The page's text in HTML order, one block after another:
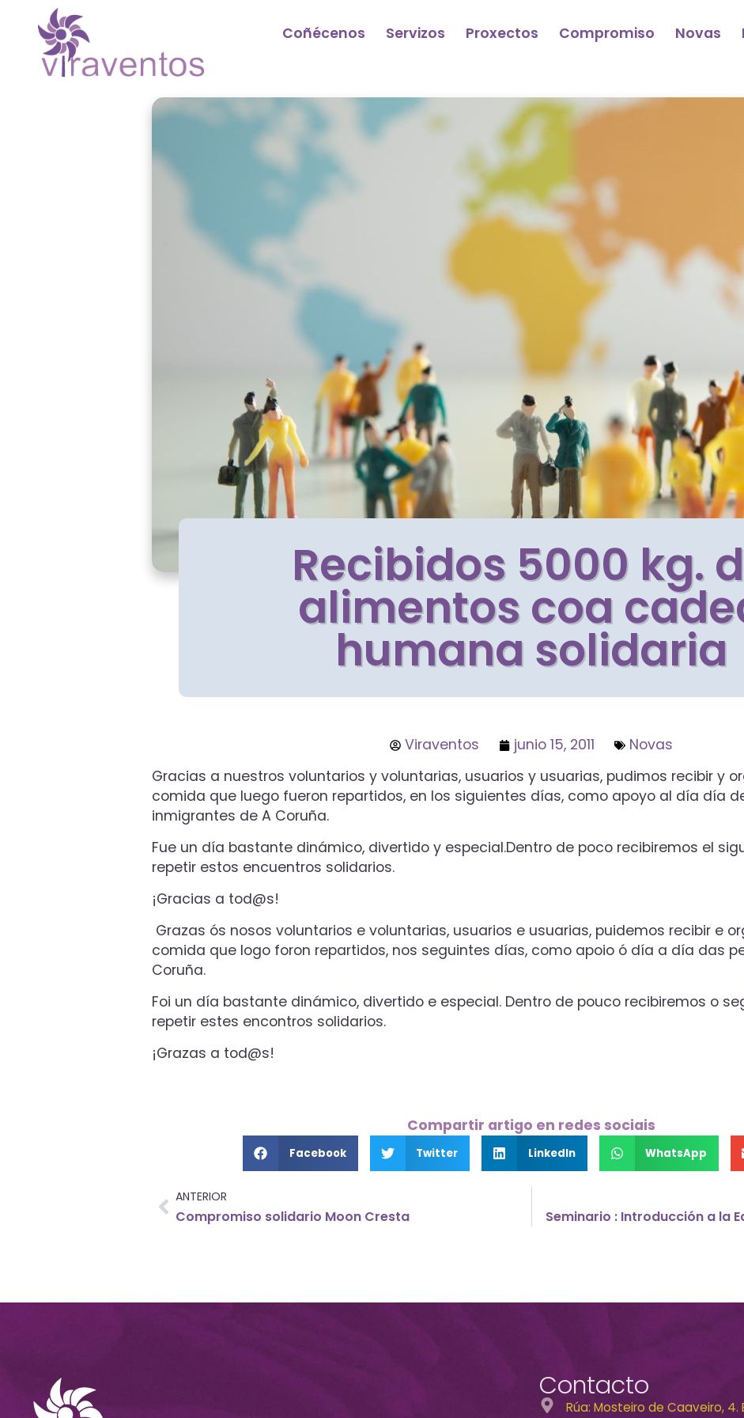
Coñécenos Servizos Proxectos Compromiso Novas
Recibidos 5000 kg.
alimentos coa
humana solidaria
Viraventos junio 15, 2011
Novas
Gracias a nuestros voluntarios y voluntarias, usuarios y usuarias, pudimos recibir y
comida que luego fueron repartidos, en los siguientes días, como apoyo al día día
inmigrantes de A Coruña.
Fue un día bastante dinámico, divertido y especial.Dentro de poco recibiremos el
repetir estos encuentros solidarios.
¡Gracias a tod@s!
Grazas ós nosos voluntarios e voluntarias, usuarios e usuarias, puidemos recibir e
comida que logo foron repartidos, nos seguintes días, como apoio ó día a día das
Coruña.
Foi un día bastante dinámico, divertido e especial. Dentro de pouco recibiremos o
repetir estes encontros solidarios.
¡Grazas a tod@s!
Compartir artigo en redes sociais
Facebook Twitter LinkedIn WhatsApp
ANTERIOR
Compromiso solidario Moon Cresta Seminario : Introducción a la
Contacto
Rúa: Mosteiro de Caaveiro, 4.